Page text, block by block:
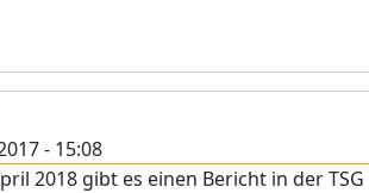
- 15:08
2018 gibt es einen Bericht in der TSG